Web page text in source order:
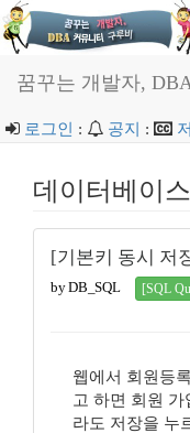
꿈꾸는 개발자,
로그인 : 공지 :
데이터베이
[기본키 동시 저
by DB_SQL [SQL
웹에서 회원등
고 하면 회원
라도 저장을 누